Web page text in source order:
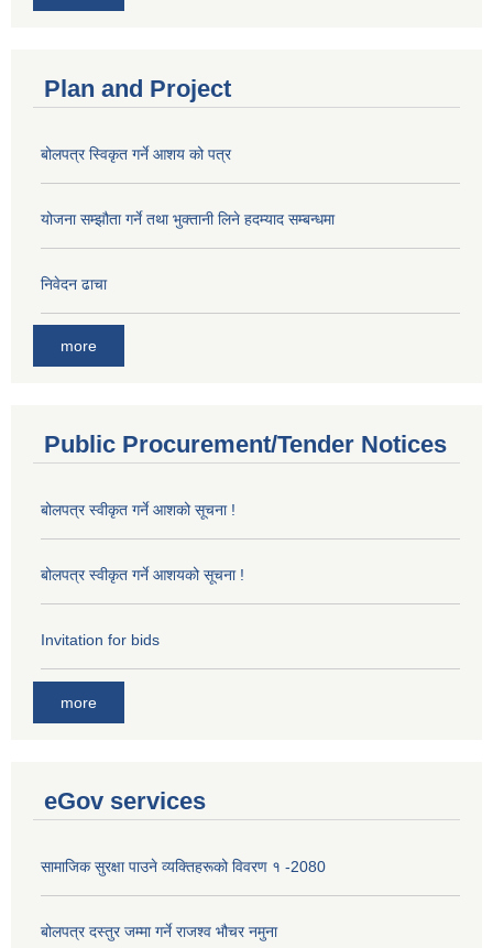
Plan and Project
बोलपत्र स्विकृत गर्ने आशय को पत्र
योजना सम्झौता गर्ने तथा भुक्तानी लिने हदम्याद सम्बन्धमा
निवेदन ढाचा
more
Public Procurement/Tender Notices
बोलपत्र स्वीकृत गर्ने आशको सूचना !
बोलपत्र स्वीकृत गर्ने आशयको सूचना !
Invitation for bids
more
eGov services
सामाजिक सुरक्षा पाउने व्यक्तिहरूको विवरण १ -2080
बोलपत्र दस्तुर जम्मा गर्ने राजश्व भौचर नमुना